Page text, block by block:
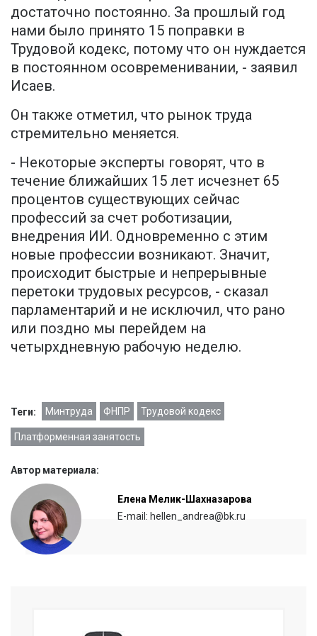
достаточно постоянно. За прошлый год
нами было принято 15 поправки в
Трудовой кодекс, потому что он нуждается
в постоянном осовременивании, - заявил
Исаев.
Он также отметил, что рынок труда
стремительно меняется.
- Некоторые эксперты говорят, что в
течение ближайших 15 лет исчезнет 65
процентов существующих сейчас
профессий за счет роботизации,
внедрения ИИ. Одновременно с этим
новые профессии возникают. Значит,
происходит быстрые и непрерывные
перетоки трудовых ресурсов, - сказал
парламентарий и не исключил, что рано
или поздно мы перейдем на
четырхдневную рабочую неделю.
Теги: Минтруда ФНПР Трудовой кодекс
Платформенная занятость
Автор материала:
Елена Мелик-Шахназарова
E-mail: hellen_andrea@bk.ru